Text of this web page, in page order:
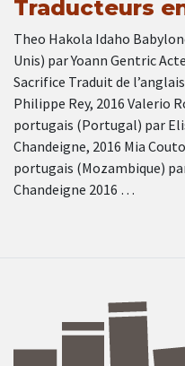
Traducteurs
Theo Hakola Idaho
Unis) par Yoann Gentric
Sacrifice Traduit de
Philippe Rey, 2016 Valerio
portugais (Portugal) par
Chandeigne, 2016 Mia
portugais (Mozambique)
Chandeigne 2016 …